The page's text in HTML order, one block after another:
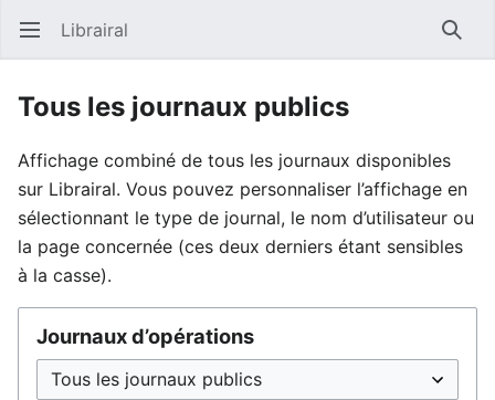
Ouvrir le menu principal Librairal
Tous les journaux publics
Affichage combiné de tous les journaux disponibles
sur Librairal. Vous pouvez personnaliser l’affichage en
sélectionnant le type de journal, le nom d’utilisateur ou
la page concernée (ces deux derniers étant sensibles
à la casse).
Journaux d’opérations